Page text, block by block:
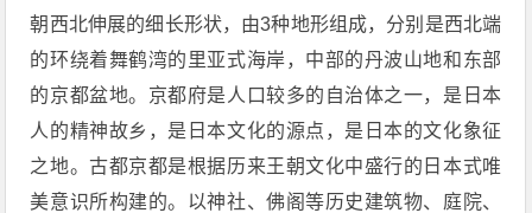
朝西北伸展的细长形状，由3种地形组成，分别是西北端
的环绕着舞鹤湾的里亚式海岸，中部的丹波山地和东部
的京都盆地。京都府是人口较多的自治体之一，是日本
人的精神故乡，是日本文化的源点，是日本的文化象征
之地。古都京都是根据历来王朝文化中盛行的日本式唯
美意识所构建的。以神社、佛阁等历史建筑物、庭院、